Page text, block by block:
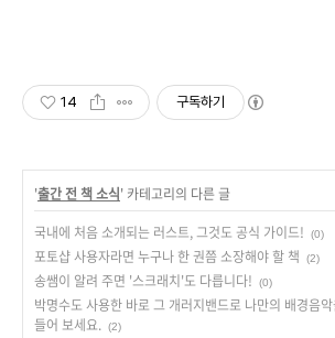
14 구독하기
'출간 전 책 소식' 카테고리의 다른 글
국내에 처음 소개되는 러스트, 그것도 공식 가이드!
(0)
포토샵 사용자라면 누구나 한 권쯤 소장해야 할 책 (2)
송쌤이 알려 주면 '스크래치'도 다릅니다! (0)
박명수도 사용한 바로 그 개러지밴드로 나만의 배경음
들어 보세요. (2)